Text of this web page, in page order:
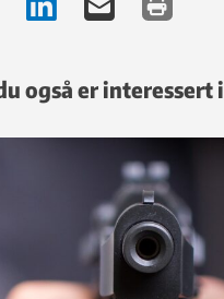
også er interessert i